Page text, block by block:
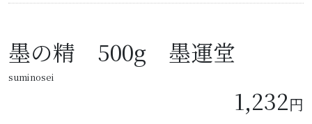
墨の精 500g 墨運堂
suminosei
1,232円